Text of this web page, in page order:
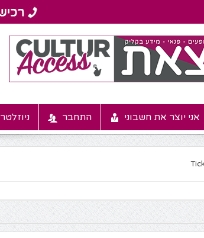
ניוזלטר התחבר אני יוצר את חשבוני